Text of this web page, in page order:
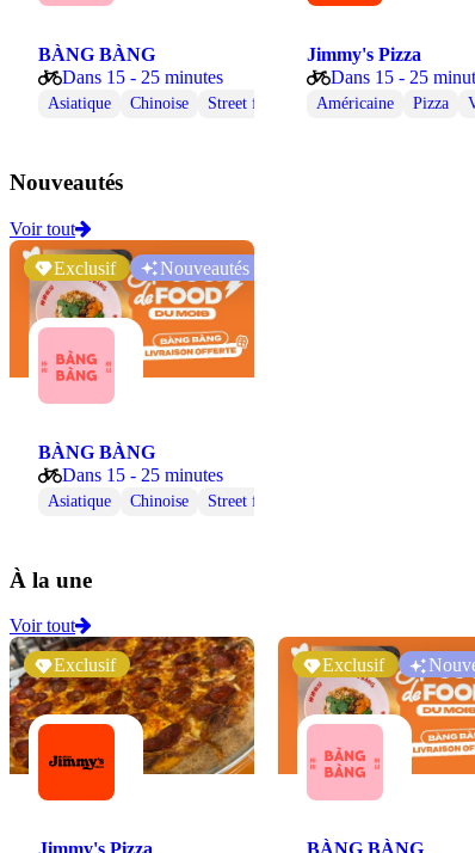
BÀNG BÀNG
Dans 15 - 25 minutes
Asiatique Chinoise Street food Vegan Végétarienne
Jimmy's Pizza
Dans 15 - 25
Américaine Pizza
Nouveautés
Voir tout
Exclusif
Nouveautés
BÀNG BÀNG
Dans 15 - 25 minutes
Asiatique Chinoise Street food
À la une
Voir tout
Exclusif
Exclusif